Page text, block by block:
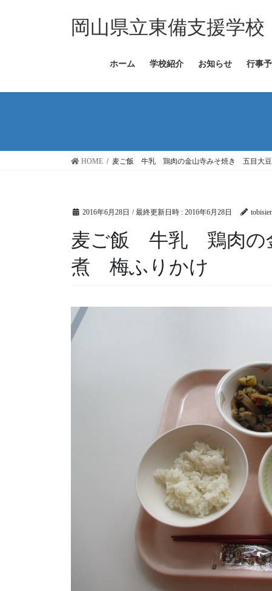
ス
ン
岡山県立東備支援学校
ホーム 学校紹介 お知らせ 行事
HOME 麦ご飯 牛乳 鶏肉の金山寺みそ焼き 五目大
2016年6月28日 / 最終更新日時 : 2016年6月28日
麦ご飯 牛乳 鶏肉の
煮 梅ふりかけ